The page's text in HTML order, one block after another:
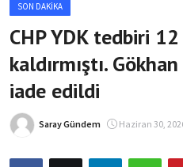
Ana Sayfa
Bölgesel
Son Dakika
Spor Haberleri
SON DAKIKA
CHP YDK tedbiri
kaldırmıştı.
iade edildi
Saray Gündem Haziran 30,